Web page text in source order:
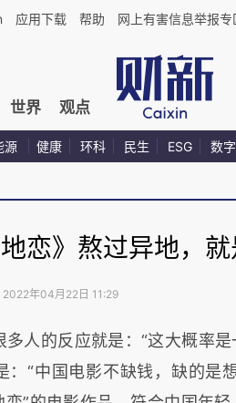
应用下载 帮助 网上有害信息举报专
世界 观点
源 健康 环科 民生 ESG 数
恋》熬过异地，就
2022年04月22日 11:29
人的反应就是：“这大概率
：“中国电影不缺钱，缺的是